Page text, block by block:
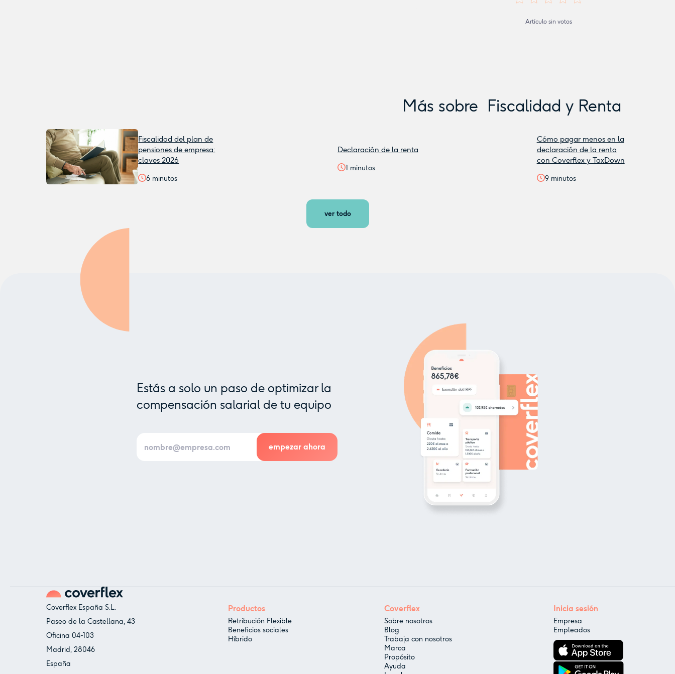
Artículo sin votos
Más sobre Fiscalidad y Renta
Fiscalidad del plan de
pensiones de empresa:
claves 2026
6 minutos
Declaración de la renta
1 minutos
Cómo pagar menos en la
declaración de la renta
con Coverflex y TaxDown
9minutos
ver todo
Estás a solo un paso de optimizar la
compensación salarial de tu equipo
Coverflex España S.L.
Paseo de la Castellana, 43
Oficina 04-103
Madrid, 28046
España
Productos
Retribución Flexible
Beneficios sociales
Híbrido
Coverflex
Sobre nosotros
Blog
Trabaja con nosotros
Marca
Propósito
Ayuda
Inicia sesión
Empresa
Empleados